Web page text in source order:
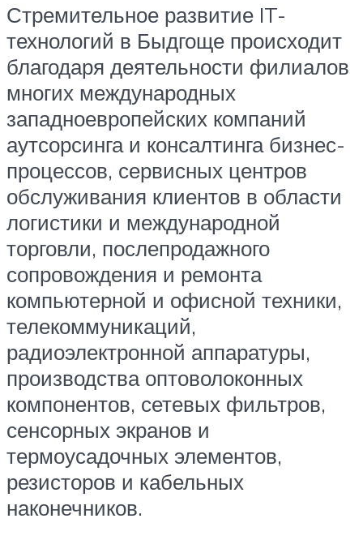
Стремительное развитие IT-
технологий в Быдгоще происходит
благодаря деятельности филиалов
многих международных
западноевропейских компаний
аутсорсинга и консалтинга бизнес-
процессов, сервисных центров
обслуживания клиентов в области
логистики и международной
торговли, послепродажного
сопровождения и ремонта
компьютерной и офисной техники,
телекоммуникаций,
радиоэлектронной аппаратуры,
производства оптоволоконных
компонентов, сетевых фильтров,
сенсорных экранов и
термоусадочных элементов,
резисторов и кабельных
наконечников.